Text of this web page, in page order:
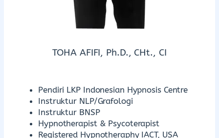
TOHA AFIFI, Ph.D., CHt., CI
Pendiri LKP Indonesian Hypnosis Centre
Instruktur NLP/Grafologi
Instruktur BNSP
Hypnotherapist & Psycoterapist
Registered Hypnotheraphy IACT, USA